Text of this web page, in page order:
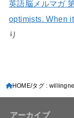
英語脳メルマガ
optimists. When
り
HOME タグ :
アーカイブ